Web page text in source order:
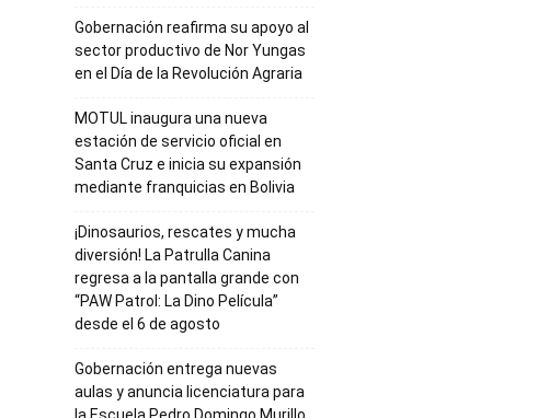
Gobernación reafirma su apoyo al
sector productivo de Nor Yungas
en el Día de la Revolución Agraria
MOTUL inaugura una nueva
estación de servicio oficial en
Santa Cruz e inicia su expansión
mediante franquicias en Bolivia
¡Dinosaurios, rescates y mucha
diversión! La Patrulla Canina
regresa a la pantalla grande con
“PAW Patrol: La Dino Película”
desde el 6 de agosto
Gobernación entrega nuevas
aulas y anuncia licenciatura para